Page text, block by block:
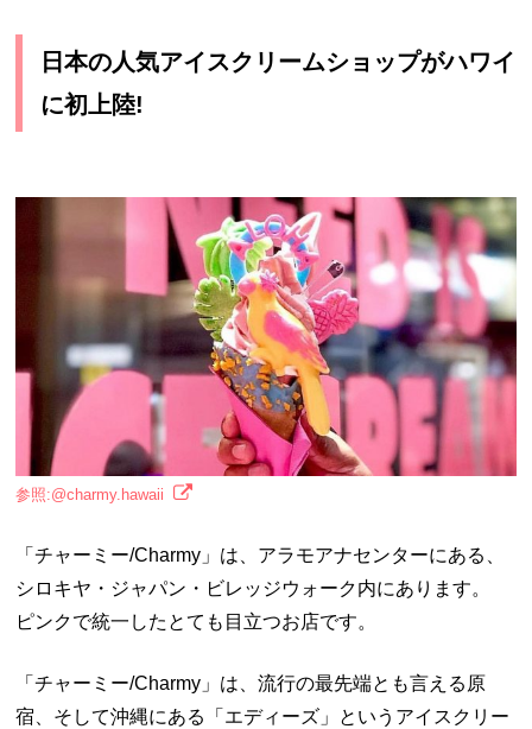
日本の人気アイスクリームショップがハワイ
に初上陸!
参照:@charmy.hawaii
「チャーミー/Charmy」は、アラモアナセンターにある、
シロキヤ・ジャパン・ビレッジウォーク内にあります。
ピンクで統一したとても目立つお店です。
「チャーミー/Charmy」は、流行の最先端とも言える原
宿、そして沖縄にある「エディーズ」というアイスクリー